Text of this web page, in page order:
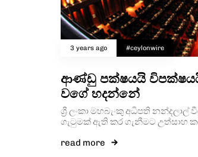
3 years ago #ceylonwire
ආණ්ඩු පක්ෂයයි
වගේ හදන්නේ
ශ්‍රී ලංකා මහබැංකු අධිපති
ගැටුමක් ඇති කර ගැනීමට උත්සාහ
read more